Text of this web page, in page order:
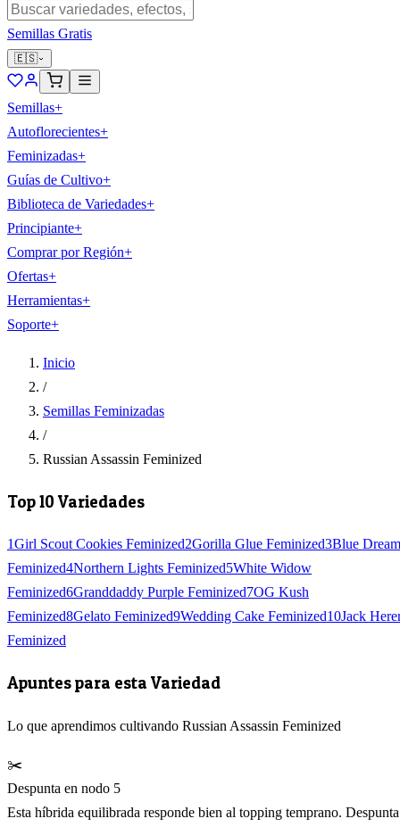
Semillas Gratis
🇪🇸
Semillas+
Autoflorecientes+
Feminizadas+
Guías de Cultivo+
Biblioteca de Variedades+
Principiante+
Comprar por Región+
Ofertas+
Herramientas+
Soporte+
Inicio
/
Semillas Feminizadas
/
Russian Assassin Feminized
Top 10 Variedades
1Girl Scout Cookies Feminized2Gorilla Glue Feminized3Blue Dream
Feminized4Northern Lights Feminized5White Widow
Feminized6Granddaddy Purple Feminized7OG Kush
Feminized8Gelato Feminized9Wedding Cake Feminized10Jack
Feminized
Apuntes para esta Variedad
Lo que aprendimos cultivando Russian Assassin Feminized
✂️
Despunta en nodo 5
Esta híbrida equilibrada responde bien al topping temprano. Despunta